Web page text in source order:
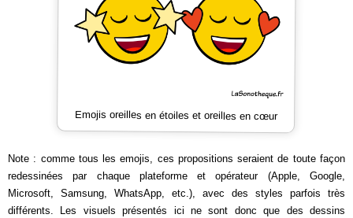
Emojis oreilles en étoiles et oreilles en cœur
Note : comme tous les emojis, ces propositions seraient de toute façon
redessinées par chaque plateforme et opérateur (Apple, Google,
Microsoft, Samsung, WhatsApp, etc.), avec des styles parfois très
différents. Les visuels présentés ici ne sont donc que des dessins